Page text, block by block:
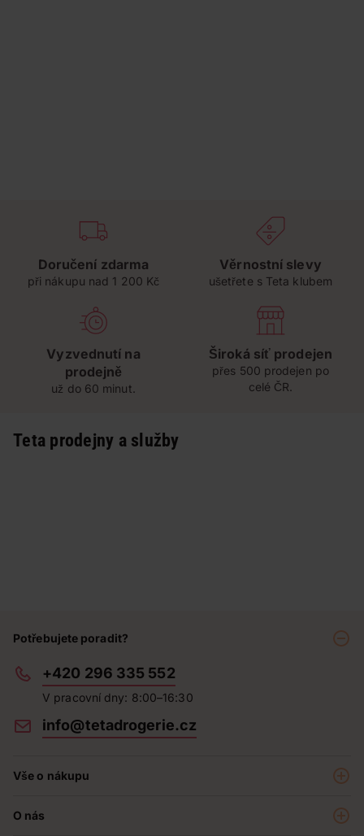
Doručení zdarma
při nákupu nad 1 200 Kč
Věrnostní slevy
ušetřete s Teta klubem
Vyzvednutí na
prodejně
už do 60 minut.
Široká síť prodejen
přes 500 prodejen po
celé ČR.
Teta prodejny a služby
Potřebujete poradit?
+420 296 335 552
V pracovní dny: 8:00–16:30
info@tetadrogerie.cz
Vše o nákupu
O nás